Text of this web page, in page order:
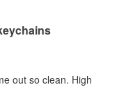
out so clean. High